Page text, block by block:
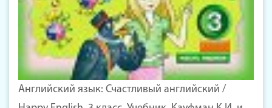
Английский язык: Счастливый английский /